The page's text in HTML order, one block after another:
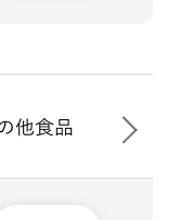
他食品